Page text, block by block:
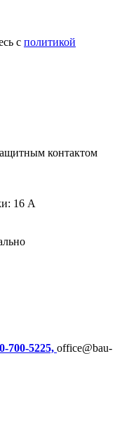
с политикой
контактом
16 А
700-5225, office@bau-